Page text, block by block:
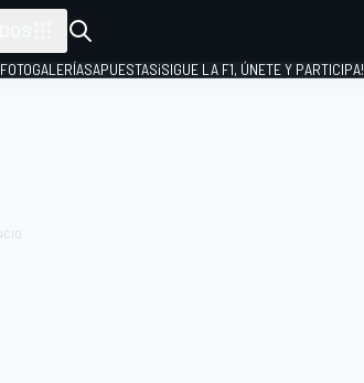
FOTOGALERÍASAPUESTAS¡SIGUE LA F1, ÚNETE Y PARTICIPA!